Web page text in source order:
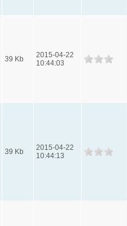
39 Kb
2015-04-22
10:44:03
39 Kb
2015-04-22
10:44:13